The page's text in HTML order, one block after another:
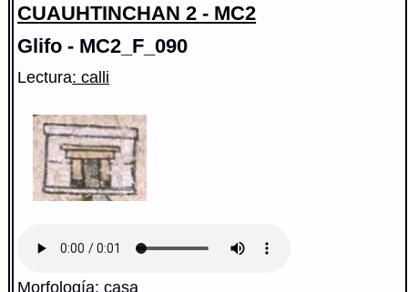
CUAUHTINCHAN 2 - MC2
Glifo - MC2_F_090
Lectura: calli
Morfología: casa